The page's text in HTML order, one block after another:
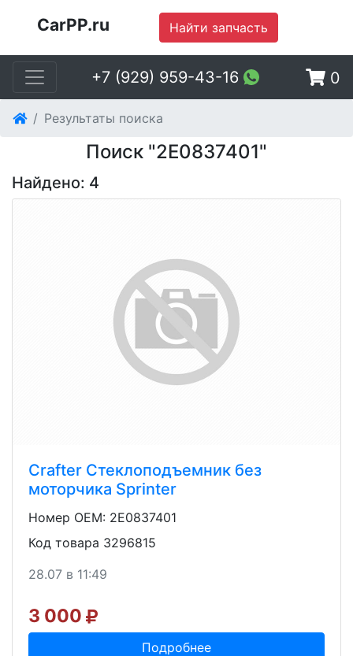
CarPP.ru Найти запчасть
+7 (929) 959-43-16 0
Результаты поиска
Поиск "2E0837401"
Найдено: 4
Crafter Стеклоподъемник без
моторчика Sprinter
Номер OEM: 2E0837401
Код товара 3296815
28.07 в 11:49
3 000
Подробнее